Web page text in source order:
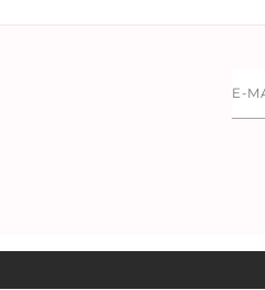
Mail-
Adresse